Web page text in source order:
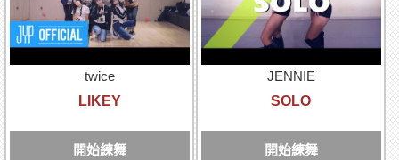
twice
LIKEY
開始練舞
JENNIE
SOLO
開始練舞